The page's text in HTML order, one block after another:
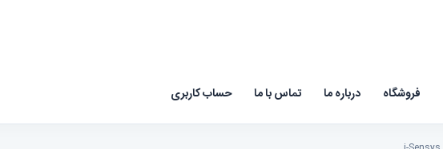
فروشگاه درباره ما تماس با ما حساب کاربری